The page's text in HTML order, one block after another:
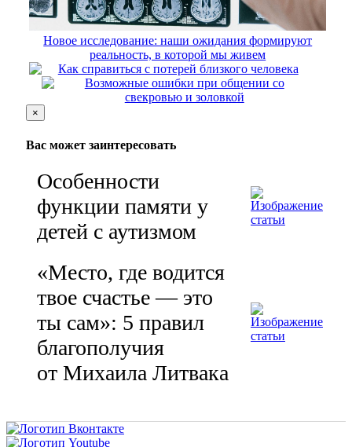
Новое исследование: наши ожидания формируют
реальность, в которой мы живем
Как справиться с потерей близкого человека
Возможные ошибки при общении со
свекровью и золовкой
×
Вас может заинтересовать
Особенности
функции памяти у
детей с аутизмом
«Место, где водится
твое счастье — это
ты сам»: 5 правил
благополучия
от Михаила Литвака